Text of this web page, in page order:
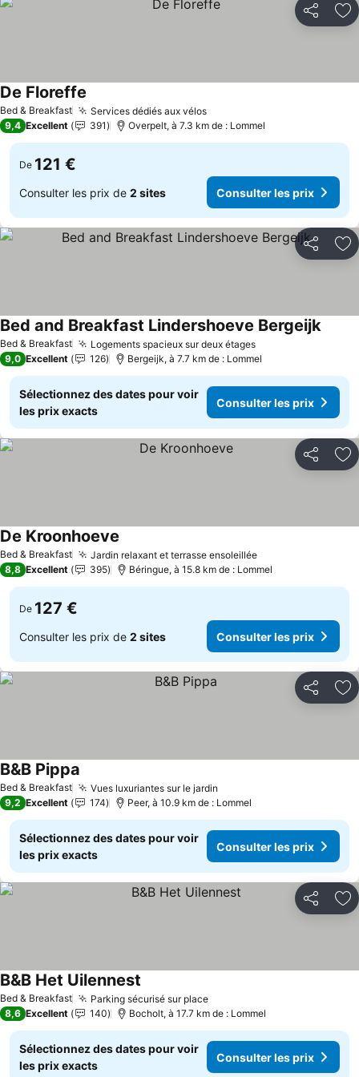
Partager
Bed & Breakfast Services dédiés aux vélosConsulter les prix
De Floreffe
9,4 Excellent 391 Overpelt, à 7.3 km de : Lommel
De 121 €
Consulter les prix de 2 sites Consulter les prix
Partager
Bed & Breakfast Logements spacieux sur deux étagesConsulter les
Bed and Breakfast Lindershoeve Bergeijk
9,0 Excellent 126 Bergeijk, à 7.7 km de : Lommel
Sélectionnez des dates pour voir
les prix exacts
Consulter les prix
Partager
Bed & Breakfast Jardin relaxant et terrasse ensoleilléeConsulter les
De Kroonhoeve
8,8 Excellent 395 Béringue, à 15.8 km de : Lommel
De 127 €
Consulter les prix de 2 sites Consulter les prix
Partager
Bed & Breakfast Vues luxuriantes sur le jardin
B&B Pippa
9,2 Excellent 174 Peer, à 10.9 km de : Lommel
Sélectionnez des dates pour voir
les prix exacts
Consulter les prix
Partager
Bed & Breakfast Parking sécurisé sur placeConsulter les prix
B&B Het Uilennest
8,6 Excellent 140 Bocholt, à 17.7 km de : Lommel
Sélectionnez des dates pour voir
les prix exacts
Consulter les prix